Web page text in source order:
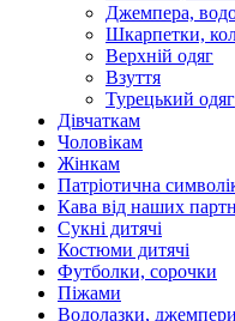
Джемпера,
Шкарпетки,
Верхній одяг
Взуття
Турецький одяг
Дівчаткам
Чоловікам
Жінкам
Патріотична
Кава від наших
Сукні дитячі
Костюми дитячі
Футболки, сорочки
Піжами
Водолазки,